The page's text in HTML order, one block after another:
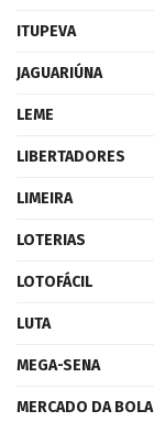
ITUPEVA
JAGUARIÚNA
LEME
LIBERTADORES
LIMEIRA
LOTERIAS
LOTOFÁCIL
LUTA
MEGA-SENA
MERCADO DA BOLA